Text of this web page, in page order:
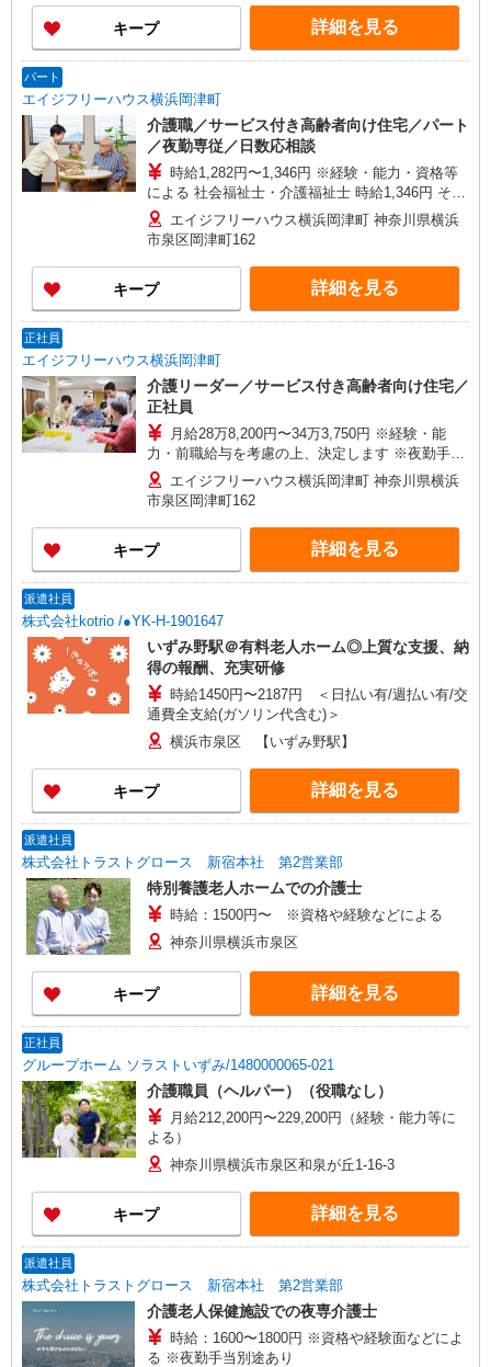
（ヘルパー1級・2級）】 時給1,520円 ◎週20時間
以上勤務（社保加入者）の場合は時給1,570円 ＊
早朝夜間（〜8:00、18:00〜）：時給1,900円〜 ＊
が同時給 ◎キャンセル手当：職務時給の60％支給
キープ 詳細を見る
パート
エイジフリーハウス横浜岡津町
介護職／サービス付き高齢者向け住宅／パート
／夜勤専従／日数応相談
時給1,282円〜1,346円 ※経験・能力・資格等
による 社会福祉士・介護福祉士 時給1,346円 その
他資格 時給1,282円 ※一律処遇改善加算含む 〇時
間外勤務手当 〇土日祝勤務手当 〇夜勤手当 〇深
夜勤務手当 〇年末年始勤務手当 〇早朝7:00〜
8:00/夜間18:00〜20:00は時給25％UP
エイジフリーハウス横浜岡津町 神奈川県横浜
市泉区岡津町162
キープ 詳細を見る
正社員
エイジフリーハウス横浜岡津町
介護リーダー／サービス付き高齢者向け住宅／
正社員
月給28万8,200円〜34万3,750円 ※経験・能
力・前職給与を考慮の上、決定します ※夜勤手当
6,000円/4回を含む ※一律処遇改善加算含む ※夜
勤手当6,000円/4回を含む 〇資格手当 〇職種手当
〇業務手当 〇首都圏手当 〇時間外勤務手当 〇夜
勤手当 〇深夜勤務手当 〇休日勤務手当 〇年末年
始勤務手当
エイジフリーハウス横浜岡津町 神奈川県横浜
市泉区岡津町162
キープ 詳細を見る
派遣社員
株式会社kotrio /●YK-H-1901647
いずみ野駅＠有料老人ホーム◎上質な支援、納
得の報酬、充実研修
時給1450円〜2187円 ＜日払い有/週払い有/交
通費全支給(ガソリン代含む)＞
横浜市泉区 【いずみ野駅】
キープ 詳細を見る
派遣社員
株式会社トラストグロース 新宿本社 第2営業部
特別養護老人ホームでの介護士
時給：1500円〜 ※資格や経験などによる
神奈川県横浜市泉区
キープ 詳細を見る
正社員
グループホーム ソラストいずみ/1480000065-021
介護職員（ヘルパー）（役職なし）
月給212,200円〜229,200円（経験・能力等に
よる）
神奈川県横浜市泉区和泉が丘1-16-3
キープ 詳細を見る
派遣社員
株式会社トラストグロース 新宿本社 第2営業部
介護老人保健施設での夜専介護士
時給：1600〜1800円 ※資格や経験面などによ
る ※夜勤手当別途あり